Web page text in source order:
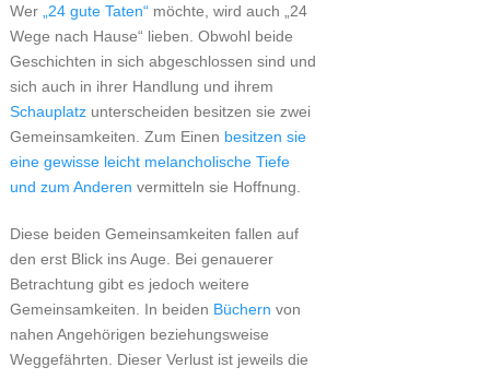
Wer „24 gute Taten“möchte, wird auch „24
Wege nach Hause“ lieben. Obwohl beide
Geschichten in sich abgeschlossen sind und
sich auch in ihrer Handlung und ihrem
Schauplatzunterscheiden besitzen sie zwei
Gemeinsamkeiten. Zum Einen besitzen sie
eine gewisse leicht melancholische Tiefe
und zum Anderen vermitteln sie Hoffnung.
Diese beiden Gemeinsamkeiten fallen auf
den erst Blick ins Auge. Bei genauerer
Betrachtung gibt es jedoch weitere
Gemeinsamkeiten. In beiden Büchern von
nahen Angehörigen beziehungsweise
Weggefährten. Dieser Verlust ist jeweils die